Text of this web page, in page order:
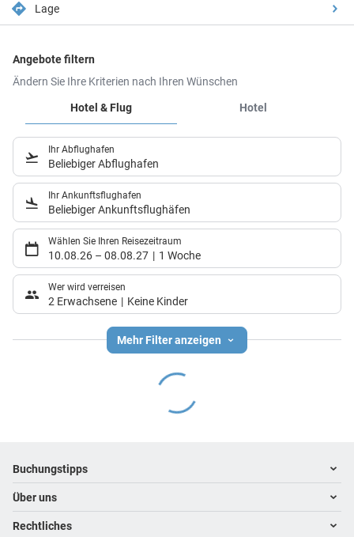
Lage
Angebote filtern
Ändern Sie Ihre Kriterien nach Ihren Wünschen
Hotel & Flug
Hotel
Ihr Abflughafen
Beliebiger Abflughafen
Ihr Ankunftsflughafen
Beliebiger Ankunftsflughäfen
Wählen Sie Ihren Reisezeitraum
10.08.26 – 08.08.27 1 Woche
Wer wird verreisen
2 Erwachsene Keine Kinder
Mehr Filter anzeigen
Footer navigation
Buchungstipps
Warum im Reisebüro buchen
Hoteltipps
Über uns
Kontakt
Rechtliches